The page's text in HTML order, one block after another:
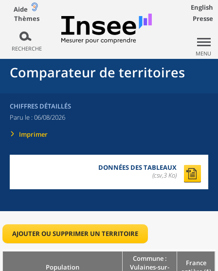
Aide
Thèmes
RECHERCHE
English
Presse
MENU
Comparateur de territoires
CHIFFRES DÉTAILLÉS
Paru le : 06/08/2026
Imprimer
DONNÉES DES TABLEAUX
(csv,3 Ko)
AJOUTER OU SUPPRIMER UN TERRITOIRE
Population
Commune :
Vulaines-sur-
France